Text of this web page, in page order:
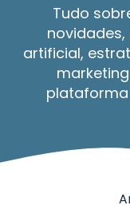
Tudo
artificial,
plataforma